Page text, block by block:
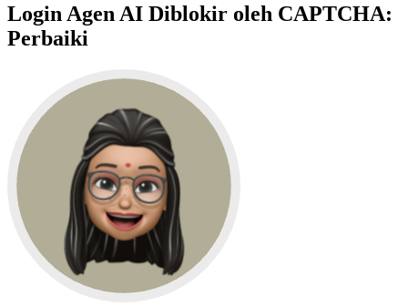
Login Agen AI Diblokir oleh CAPTCHA:
Perbaiki